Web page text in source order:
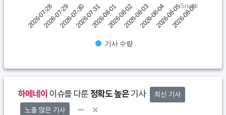
기사 수량
2026-07-282026-07-292026-07-302026-07-312026-08-012026-08-022026-08-032026-08-042026-08-052026-08-06
Sneck
하메네이 이슈를 다룬정확도 높은기사
최신 기사
노출 많은 기사